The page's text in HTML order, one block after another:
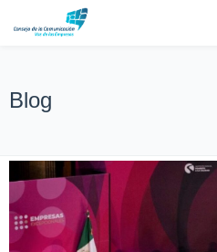
Blog